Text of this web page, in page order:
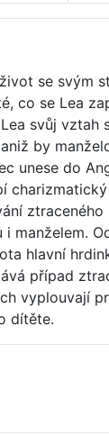
se svým
co se Lea
svůj vztah
by
unese do
manželem.
hlavní
případ
vyplouvají
dítěte.